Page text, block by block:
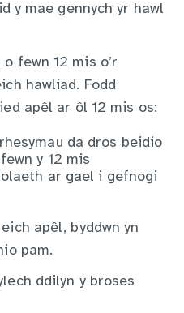
y mae gennych yr hawl
fewn 12 mis o’r
hawliad. Fodd
apêl ar ôl 12 mis os:
da dros beidio
y 12 mis
ar gael i gefnogi
apêl, byddwn yn
pam.
ddilyn y broses